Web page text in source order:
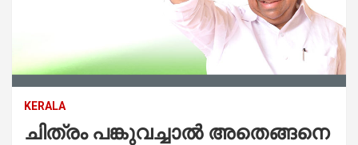
KERALA
ചിത്രം പങ്കുവച്ചാല്‍ അതെങ്ങനെ